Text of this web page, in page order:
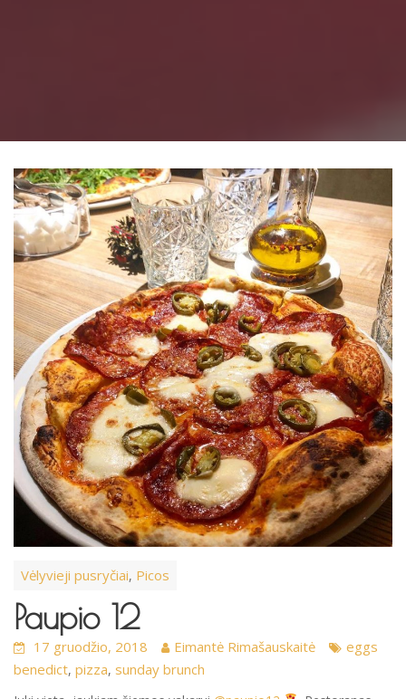
Vėlyvieji pusryčiai, Picos
Paupio 12
17 gruodžio, 2018 Eimantė Rimašauskaitė
eggs
benedict, pizza, sunday brunch